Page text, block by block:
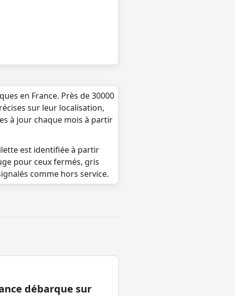
en France. Près de 30000
sur leur localisation,
à jour chaque mois à partir
est identifiée à partir
pour ceux fermés, gris
comme hors service.
débarque sur